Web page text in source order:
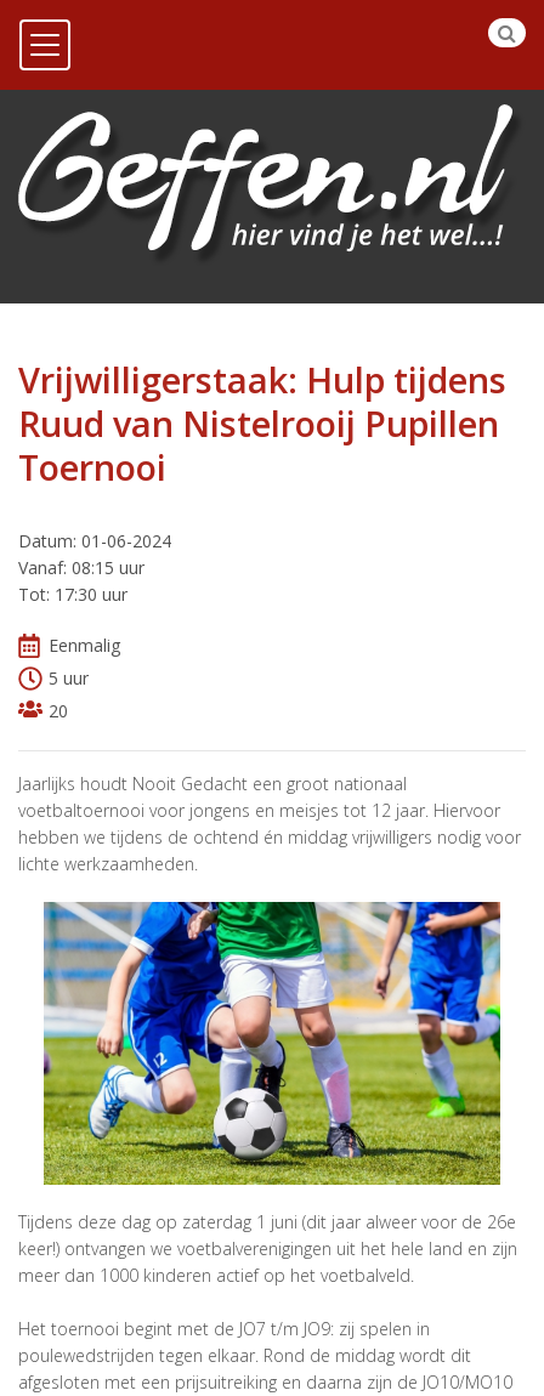
Vrijwilligerstaak: Hulp tijdens
Ruud van Nistelrooij Pupillen
Toernooi
Datum: 01-06-2024
Vanaf: 08:15 uur
Tot: 17:30 uur
Eenmalig
5 uur
20
Jaarlijks houdt Nooit Gedacht een groot nationaal
voetbaltoernooi voor jongens en meisjes tot 12 jaar. Hiervoor
hebben we tijdens de ochtend én middag vrijwilligers nodig voor
lichte werkzaamheden.
Tijdens deze dag op zaterdag 1 juni (dit jaar alweer voor de 26e
keer!) ontvangen we voetbalverenigingen uit het hele land en zijn
meer dan 1000 kinderen actief op het voetbalveld.
Het toernooi begint met de JO7 t/m JO9: zij spelen in
poulewedstrijden tegen elkaar. Rond de middag wordt dit
afgesloten met een prijsuitreiking en daarna zijn de JO10/MO10